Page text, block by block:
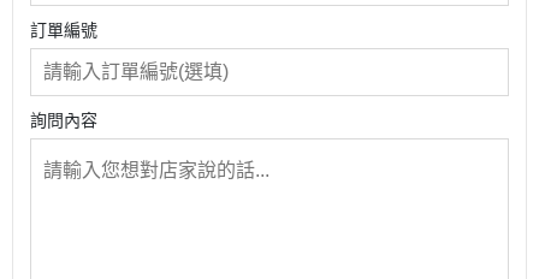
訂單編號
詢問內容